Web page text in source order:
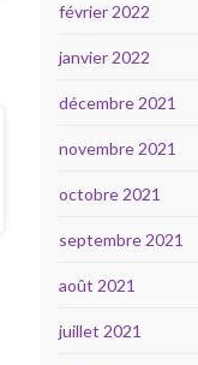
février 2022
janvier 2022
décembre 2021
novembre 2021
octobre 2021
septembre 2021
août 2021
juillet 2021